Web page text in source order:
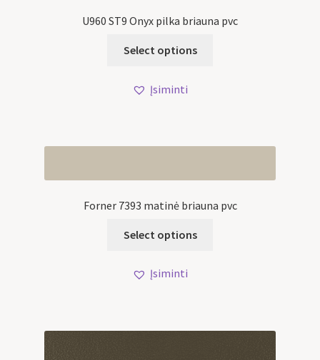
U960 ST9 Onyx pilka briauna pvc
Select options
Įsiminti
Forner 7393 matinė briauna pvc
Select options
Įsiminti